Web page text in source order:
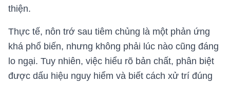
thiện.
Thực tế, nôn trớ sau tiêm chủng là một phản ứng
khá phổ biến, nhưng không phải lúc nào cũng đáng
lo ngại. Tuy nhiên, việc hiểu rõ bản chất, phân biệt
được dấu hiệu nguy hiểm và biết cách xử trí đúng